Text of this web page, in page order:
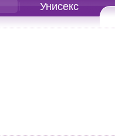
Унисекс